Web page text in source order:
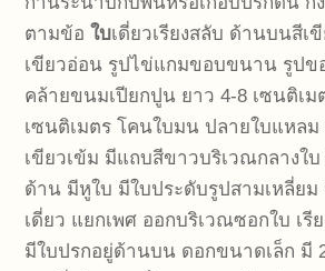
ตามข้อ ใบเดี่ยวเรียงสลับ ด้านบนสีเ
เขียวอ่อน รูปไข่แกมขอบขนาน รูปข
คล้ายขนมเปียกปูน ยาว 4-8 เซนติเม
เซนติเมตร โคนใบมน ปลายใบแหลม
เขียวเข้ม มีแถบสีขาวบริเวณกลางใบ
ด้าน มีหูใบ มีใบประดับรูปสามเหลี่ย
เดี่ยว แยกเพศ ออกบริเวณซอกใบ เรี
มีใบปรกอยู่ด้านบน ดอกขนาดเล็ก มี